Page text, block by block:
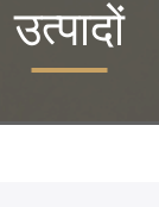
उत्पादों